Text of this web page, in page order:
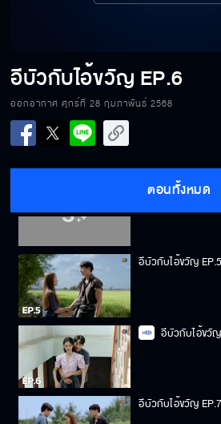
อีบัวกับไอ้ขวัญ EP.6
ออกอากาศ ศุกร์ที่ 28 กุมภาพันธ์ 2568
ตอนทั้งหมด
อีบัวกับไอ้ขวัญ
อีบัวกับไอ้ขวัญ EP.4
อีบัวกับไอ้ขวัญ EP.5
อีบัวกับไอ้ขวั
อีบัวกับไอ้ขวัญ EP.7